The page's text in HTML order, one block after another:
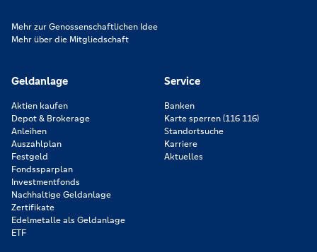
Mehr zur Genossenschaftlichen Idee
Mehr über die Mitgliedschaft
Geldanlage
Aktien kaufen
Depot & Brokerage
Anleihen
Auszahlplan
Festgeld
Fondssparplan
Investmentfonds
Nachhaltige Geldanlage
Zertifikate
Edelmetalle als Geldanlage
ETF
Service
Banken
Karte sperren (116 116)
Standortsuche
Karriere
Aktuelles